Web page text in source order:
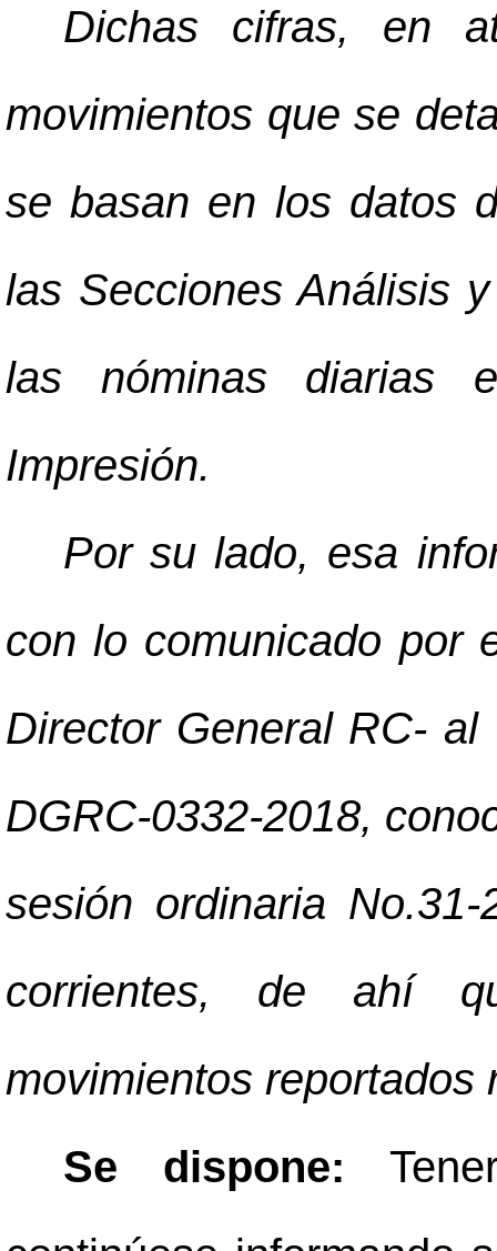
Dichas cifras, en
movimientos que se
se basan en los datos
las Secciones Análisis
las nóminas diarias
Impresión.
Por su lado, esa
con lo comunicado por
Director General RC-
DGRC-0332-2018,
sesión ordinaria
corrientes, de ahí
movimientos reportados
Se dispone: